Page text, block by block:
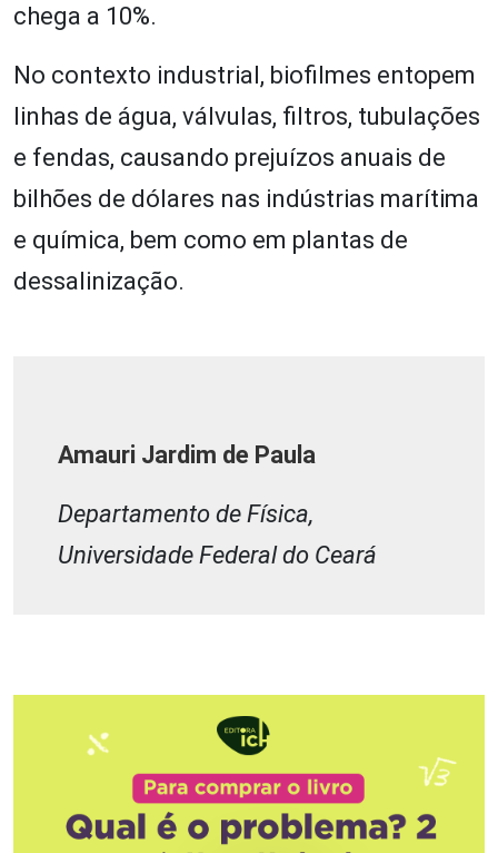
chega a 10%.
No contexto industrial, biofilmes entopem
linhas de água, válvulas, filtros, tubulações
e fendas, causando prejuízos anuais de
bilhões de dólares nas indústrias marítima
e química, bem como em plantas de
dessalinização.
Amauri Jardim de Paula
Departamento de Física,
Universidade Federal do Ceará